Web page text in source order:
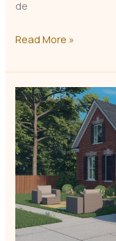
de
Déménagement
à
Quoi
Penser
?
Guide
Complet
2026
Read More »